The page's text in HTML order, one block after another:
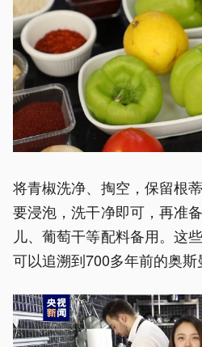
将青椒洗净、掏空，保留根
要浸泡，洗干净即可，再准
儿、葡萄干等配料备用。这
可以追溯到700多年前的奥斯